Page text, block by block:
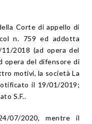
Corte di appello di
n. 759 ed addotta
2018 (ad opera del
opera del difensore di
motivi, la società La
il 19/01/2019;
S.F..
07/2020, mentre il